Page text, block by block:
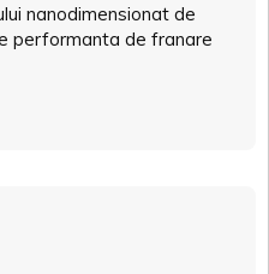
nanodimensionat de
performanta de franare